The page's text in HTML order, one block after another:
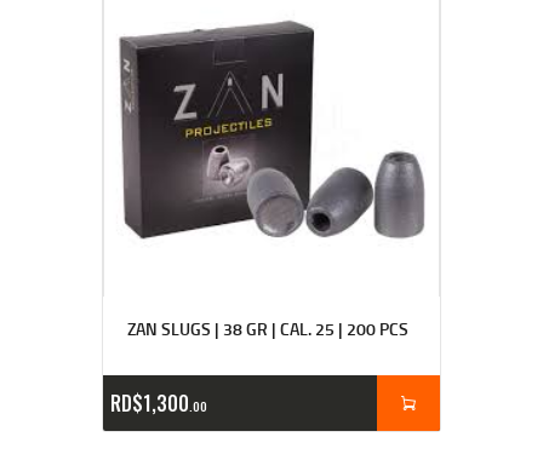
ZAN SLUGS | 38 GR | CAL. 25 | 200 PCS
RD$1,300 00